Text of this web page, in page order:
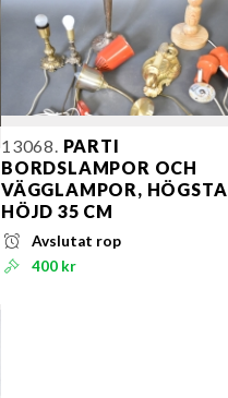
13068. PARTI
BORDSLAMPOR OCH
VÄGGLAMPOR, HÖGSTA
HÖJD 35 CM
Avslutat rop
400 kr